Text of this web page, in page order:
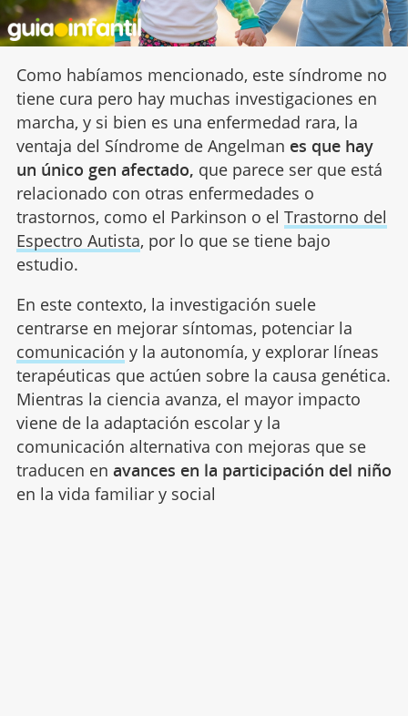
Como habíamos mencionado, este síndrome no
tiene cura pero hay muchas investigaciones en
marcha, y si bien es una enfermedad rara, la
ventaja del Síndrome de Angelman es que hay
un único gen afectado, que parece ser que está
relacionado con otras enfermedades o
trastornos, como el Parkinson o el Trastorno del
Espectro Autista, por lo que se tiene bajo
estudio.
En este contexto, la investigación suele
centrarse en mejorar síntomas, potenciar la
comunicación y la autonomía, y explorar líneas
terapéuticas que actúen sobre la causa genética.
Mientras la ciencia avanza, el mayor impacto
viene de la adaptación escolar y la
comunicación alternativa con mejoras que se
traducen en avances en la participación del niño
en la vida familiar y social